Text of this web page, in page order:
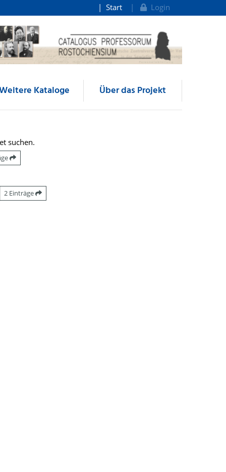
Start Login
Kataloge Über das Projekt
suchen.
2 Einträge